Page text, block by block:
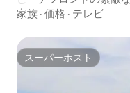
家族 · 価格 · テレビ
スーパーホスト
スーパーホスト